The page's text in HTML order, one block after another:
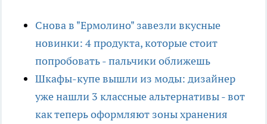
Снова в "Ермолино" завезли вкусные
новинки: 4 продукта, которые стоит
попробовать - пальчики оближешь
Шкафы-купе вышли из моды: дизайнер
уже нашли 3 классные альтернативы - вот
как теперь оформляют зоны хранения